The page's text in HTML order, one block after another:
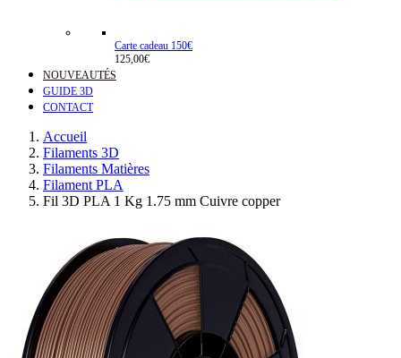
Carte cadeau 150€
125,00€
NOUVEAUTÉS
GUIDE 3D
CONTACT
Accueil
Filaments 3D
Filaments Matières
Filament PLA
Fil 3D PLA 1 Kg 1.75 mm Cuivre copper